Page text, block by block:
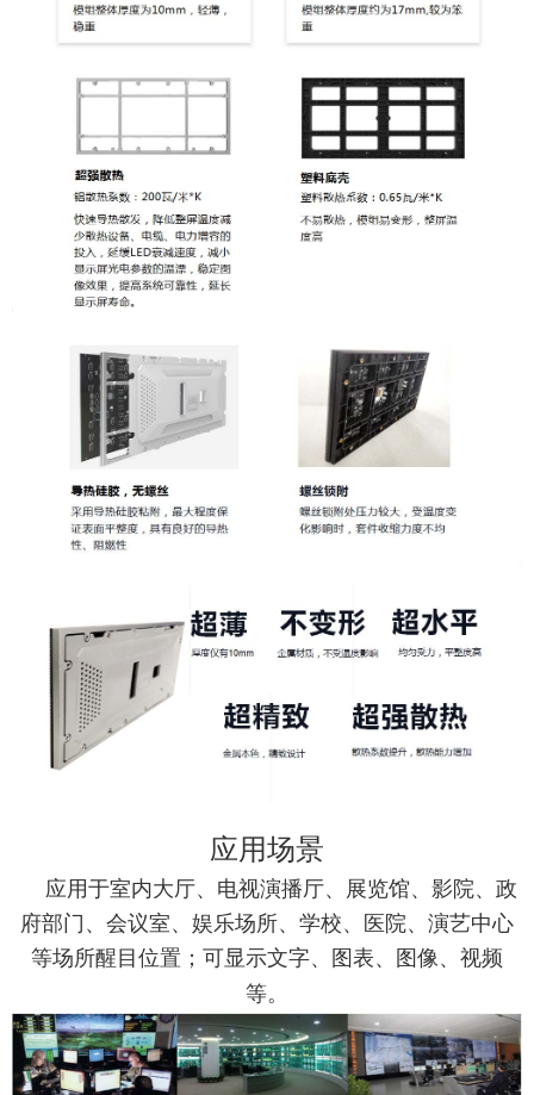
应用场景
应用于室内大厅、电视演播厅、展览馆、影院、政
府部门、会议室、娱乐场所、学校、医院、演艺中心
等场所醒目位置；可显示文字、图表、图像、视频
等。